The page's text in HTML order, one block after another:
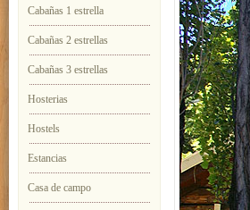
Cabañas 1 estrella
Cabañas 2 estrellas
Cabañas 3 estrellas
Hosterias
Hostels
Estancias
Casa de campo